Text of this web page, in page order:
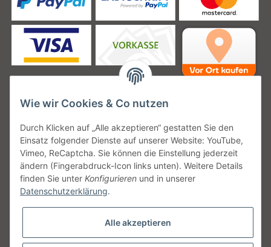
Unsere Versanddienstleister
Unsere Communities
Wie wir Cookies & Co nutzen
Durch Klicken auf „Alle akzeptieren“ gestatten Sie den
Einsatz folgender Dienste auf unserer Website: YouTube,
Vimeo, ReCaptcha. Sie können die Einstellung jederzeit
ändern (Fingerabdruck-Icon links unten). Weitere Details
finden Sie unter Konfigurieren und in unserer
Datenschutzerklärung.
Alle akzeptieren